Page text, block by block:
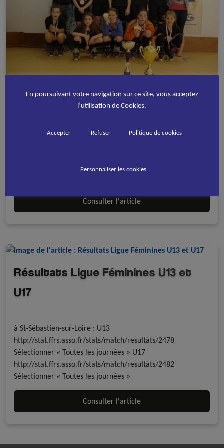
Championnat de France des Ligues
A la une - discipline Rink Hockey
Consulter l'article
Résultats Ligue Féminines U13 et
U17
à St-Sébastien-sur-Loire : U13
http://stat.ffrs.asso.fr/stats/match/resultats/2478
Sélectionner « Toutes les journées » U17
http://stat.ffrs.asso.fr/stats/match/resultats/2482
Sélectionner « Toutes les journées »
Consulter l'article
En poursuivant votre navigation sur ce site, vous acceptez
l’utilisation de Cookies.
Accepter Refuser Politique de cookies
Personnaliser les cookies